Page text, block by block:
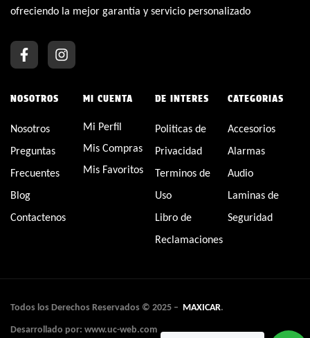
ofreciendo la mejor garantía y servicio personalizado
NOSOTROS
Nosotros
Preguntas
Frecuentes
Blog
Contactenos
MI CUENTA
Mi Perfil
Mis Compras
Mis Favoritos
DE INTERES
Politicas de
Privacidad
Terminos de
Uso
Libro de
Reclamaciones
CATEGORIAS
Accesorios
Alarmas
Audio
Laminas de
Seguridad
Todos los Derechos Reservados © 2025 – MAXICAR.
Desarrollado por: www.uc-web.com